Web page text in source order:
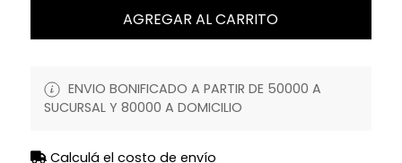
AGREGAR AL CARRITO
ENVIO BONIFICADO A PARTIR DE 50000 A
SUCURSAL Y 80000 A DOMICILIO
Calculá el costo de envío